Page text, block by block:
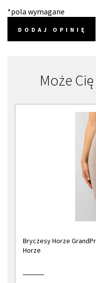
*pola wymagane
DODAJ OPINIĘ
Może
Bryczesy Horze
Horze